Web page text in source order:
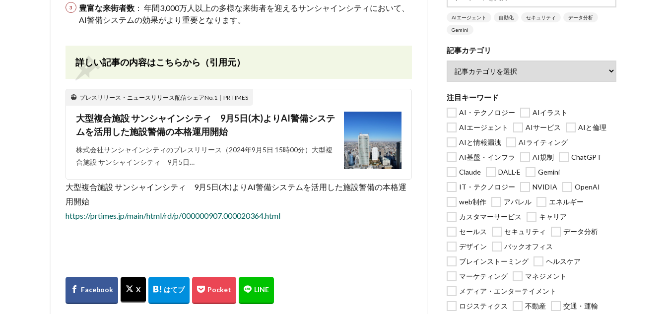
豊富な来街者数 ： 年間3,000万人以上の多様な来街者を迎えるサンシャインシティにおいて、
AI警備システムの効果がより重要となります。
詳しい記事の内容はこちらから（引用元）
プレスリリース・ニュースリリース配信シェアNo.1｜PR TIMES
大型複合施設 サンシャインシティ 9月5日(木)よりAI警備システ
ムを活用した施設警備の本格運用開始
株式会社サンシャインシティのプレスリリース（2024年9月5日 15時00分）大型複
合施設 サンシャインシティ 9月5日…
大型複合施設 サンシャインシティ 9月5日(木)よりAI警備システムを活用した施設警備の本格運
用開始
https://prtimes.jp/main/html/rd/p/000000907.000020364.html
AIエージェント 自動化 セキュリティ データ分析
Gemini
記事カテゴリ
注目キーワード
AI・テクノロジー
AIイラスト
AIエージェント
AIサービス
AIと倫理
AIと情報漏洩
AIライティング
AI基盤・インフラ
AI規制
ChatGPT
Claude
DALL·E
Gemini
IT・テクノロジー
NVIDIA
OpenAI
web制作
アパレル
エネルギー
カスタマーサービス
キャリア
セールス
セキュリティ
データ分析
デザイン
バックオフィス
ブレインストーミング
ヘルスケア
マーケティング
マネジメント
メディア・エンターテイメント
ロジスティクス
不動産
交通・運輸